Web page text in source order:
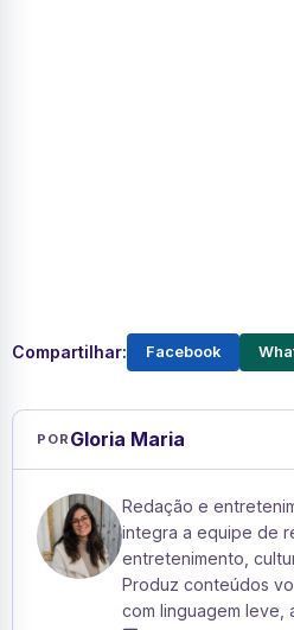
Compartilhar: Facebook
POR Gloria Maria
Redação e
integra a equipe de
entretenimento,
Produz conteúdos
com linguagem leve,